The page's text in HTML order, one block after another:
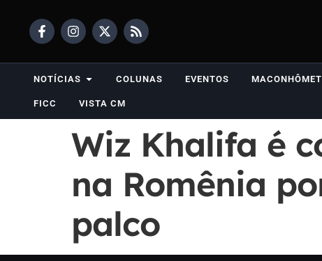
NOTÍCIAS COLUNAS EVENTOS
FICC VISTA CM
Wiz Khalifa é
na Romênia
palco